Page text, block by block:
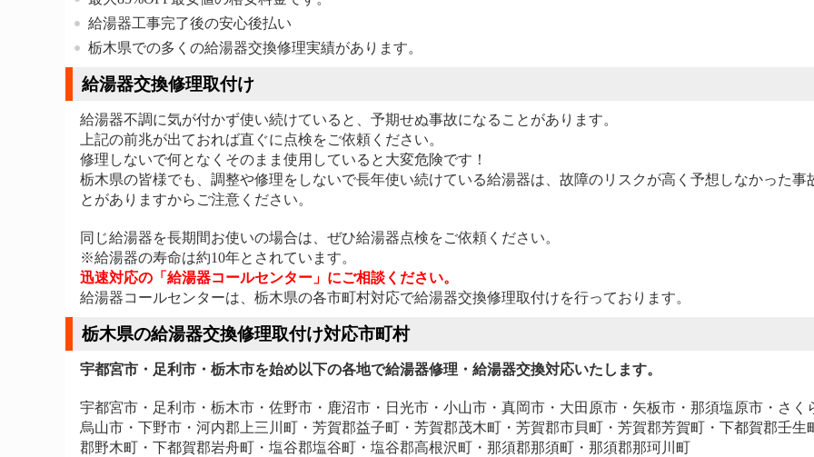
給湯器工事完了後の安心後払い
栃木県での多くの給湯器交換修理実績があります。
給湯器交換修理取付け
給湯器不調に気が付かず使い続けていると、予期せぬ事故になることがあります。
上記の前兆が出ておれば直ぐに点検をご依頼ください。
修理しないで何となくそのまま使用していると大変危険です！
栃木県の皆様でも、調整や修理をしないで長年使い続けている給湯器は、故障のリスクが高く予想しなかった事
とがありますからご注意ください。
同じ給湯器を長期間お使いの場合は、ぜひ給湯器点検をご依頼ください。
※給湯器の寿命は約10年とされています。
迅速対応の「給湯器コールセンター」にご相談ください。
給湯器コールセンターは、栃木県の各市町村対応で給湯器交換修理取付けを行っております。
栃木県の給湯器交換修理取付け対応市町村
宇都宮市・足利市・栃木市を始め以下の各地で給湯器修理・給湯器交換対応いたします。
宇都宮市・足利市・栃木市・佐野市・鹿沼市・日光市・小山市・真岡市・大田原市・矢板市・那須塩原市・さく
烏山市・下野市・河内郡上三川町・芳賀郡益子町・芳賀郡茂木町・芳賀郡市貝町・芳賀郡芳賀町・下都賀郡壬生
郡野木町・下都賀郡岩舟町・塩谷郡塩谷町・塩谷郡高根沢町・那須郡那須町・那須郡那珂川町